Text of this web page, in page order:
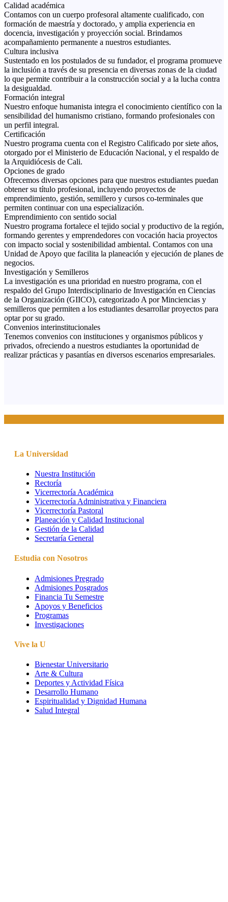
Calidad académica
Contamos con un cuerpo profesoral altamente cualificado, con
formación de maestría y doctorado, y amplia experiencia en
docencia, investigación y proyección social. Brindamos
acompañamiento permanente a nuestros estudiantes.
Cultura inclusiva
Sustentado en los postulados de su fundador, el programa promueve
la inclusión a través de su presencia en diversas zonas de la ciudad
lo que permite contribuir a la construcción social y a la lucha contra
la desigualdad.
Formación integral
Nuestro enfoque humanista integra el conocimiento científico con la
sensibilidad del humanismo cristiano, formando profesionales con
un perfil integral.
Certificación
Nuestro programa cuenta con el Registro Calificado por siete años,
otorgado por el Ministerio de Educación Nacional, y el respaldo de
la Arquidiócesis de Cali.
Opciones de grado
Ofrecemos diversas opciones para que nuestros estudiantes puedan
obtener su título profesional, incluyendo proyectos de
emprendimiento, gestión, semillero y cursos co-terminales que
permiten continuar con una especialización.
Emprendimiento con sentido social
Nuestro programa fortalece el tejido social y productivo de la región,
formando gerentes y emprendedores con vocación hacia proyectos
con impacto social y sostenibilidad ambiental. Contamos con una
Unidad de Apoyo que facilita la planeación y ejecución de planes de
negocios.
Investigación y Semilleros
La investigación es una prioridad en nuestro programa, con el
respaldo del Grupo Interdisciplinario de Investigación en Ciencias
de la Organización (GIICO), categorizado A por Minciencias y
semilleros que permiten a los estudiantes desarrollar proyectos para
optar por su grado.
Convenios interinstitucionales
Tenemos convenios con instituciones y organismos públicos y
privados, ofreciendo a nuestros estudiantes la oportunidad de
realizar prácticas y pasantías en diversos escenarios empresariales.
La Universidad
Nuestra Institución
Rectoría
Vicerrectoría Académica
Vicerrectoría Administrativa y Financiera
Vicerrectoría Pastoral
Planeación y Calidad Institucional
Gestión de la Calidad
Secretaría General
Estudia con Nosotros
Admisiones Pregrado
Admisiones Posgrados
Financia Tu Semestre
Apoyos y Beneficios
Programas
Investigaciones
Vive la U
Bienestar Universitario
Arte & Cultura
Deportes y Actividad Física
Desarrollo Humano
Espiritualidad y Dignidad Humana
Salud Integral